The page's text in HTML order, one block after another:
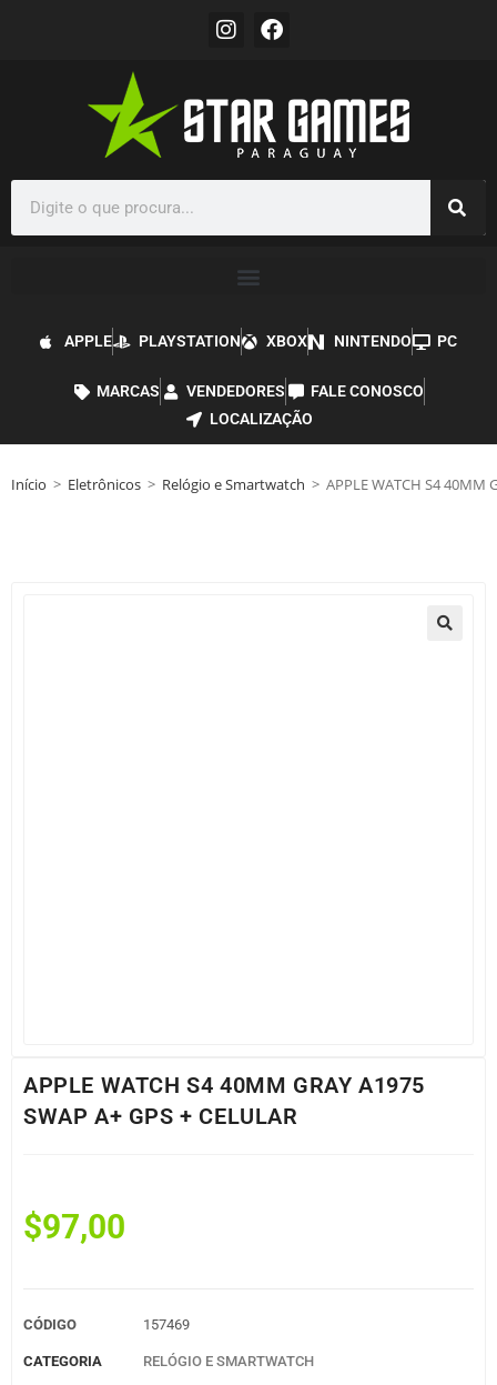
APPLE PLAYSTATION XBOX NINTENDO PC
MARCAS VENDEDORES
FALE CONOSCO
LOCALIZAÇÃO
Início > Eletrônicos > Relógio e Smartwatch > APPLE WATCH S4 40MM
APPLE WATCH S4 40MM GRAY A1975
SWAP A+ GPS + CELULAR
$97,00
CÓDIGO 157469
CATEGORIA RELÓGIO E SMARTWATCH